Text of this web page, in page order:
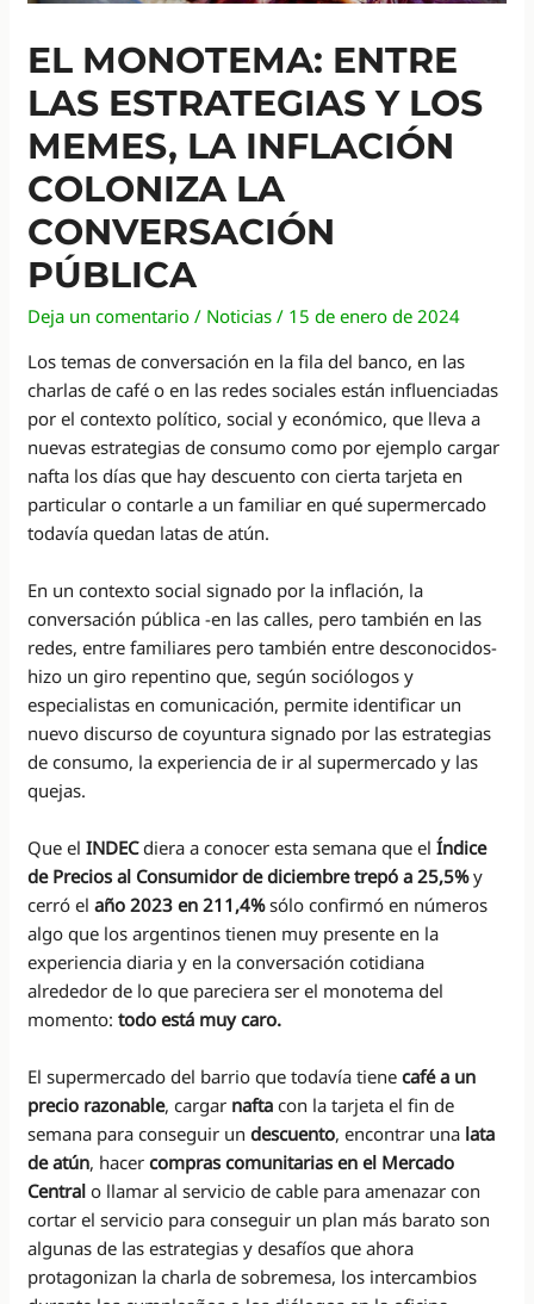
EL MONOTEMA: ENTRE
LAS ESTRATEGIAS Y LOS
MEMES, LA INFLACIÓN
COLONIZA LA
CONVERSACIÓN
PÚBLICA
Deja un comentario / Noticias / 15 de enero de 2024
Los temas de conversación en la fila del banco, en las
charlas de café o en las redes sociales están influenciadas
por el contexto político, social y económico, que lleva a
nuevas estrategias de consumo como por ejemplo cargar
nafta los días que hay descuento con cierta tarjeta en
particular o contarle a un familiar en qué supermercado
todavía quedan latas de atún.
En un contexto social signado por la inflación, la
conversación pública -en las calles, pero también en las
redes, entre familiares pero también entre desconocidos-
hizo un giro repentino que, según sociólogos y
especialistas en comunicación, permite identificar un
nuevo discurso de coyuntura signado por las estrategias
de consumo, la experiencia de ir al supermercado y las
quejas.
Que elINDECdiera a conocer esta semana que el Índice
de Precios al Consumidor de diciembre trepó a 25,5%y
cerró elaño 2023 en 211,4%sólo confirmó en números
algo que los argentinos tienen muy presente en la
experiencia diaria y en la conversación cotidiana
alrededor de lo que pareciera ser el monotema del
momento:todo está muy caro.
El supermercado del barrio que todavía tienecafé a un
precio razonable, cargar naftacon la tarjeta el fin de
semana para conseguir undescuento, encontrar una lata
de atún, hacercompras comunitarias en el Mercado
Centralo llamar al servicio de cable para amenazar con
cortar el servicio para conseguir un plan más barato son
algunas de las estrategias y desafíos que ahora
protagonizan la charla de sobremesa, los intercambios